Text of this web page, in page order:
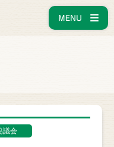
議会